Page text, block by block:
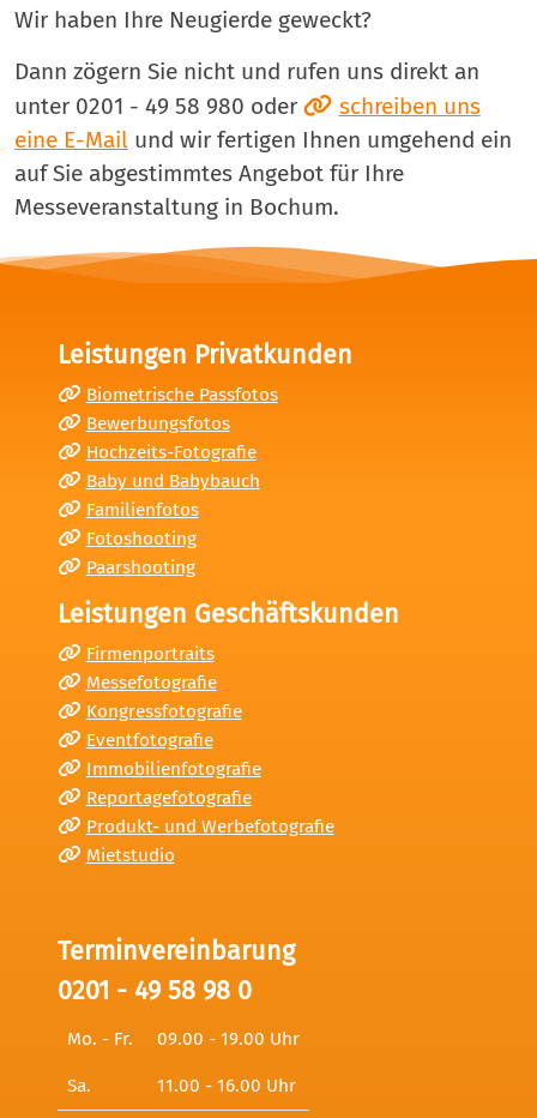
Wir haben Ihre Neugierde geweckt?
Dann zögern Sie nicht und rufen uns direkt an
unter 0201 - 49 58 980 oder
schreiben uns
eine E-Mail und wir fertigen Ihnen umgehend ein
auf Sie abgestimmtes Angebot für Ihre
Messeveranstaltung in Bochum.
Leistungen Privatkunden
Biometrische Passfotos
Bewerbungsfotos
Hochzeits-Fotografie
Baby und Babybauch
Familienfotos
Fotoshooting
Paarshooting
Leistungen Geschäftskunden
Firmenportraits
Messefotografie
Kongressfotografie
Eventfotografie
Immobilienfotografie
Reportagefotografie
Produkt- und Werbefotografie
Mietstudio
Terminvereinbarung
0201 - 49 58 98 0
Mo. - Fr. 09.00 - 19.00 Uhr
Sa. 11.00 - 16.00 Uhr